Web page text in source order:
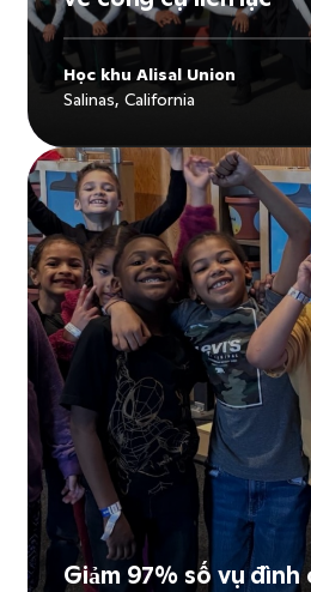
Học khu Alisal Union
Salinas, California
ExploreHọc khu Alisal
Giảm 97% số vụ